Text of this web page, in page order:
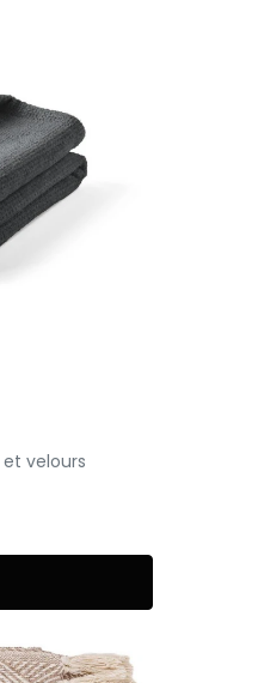
velours